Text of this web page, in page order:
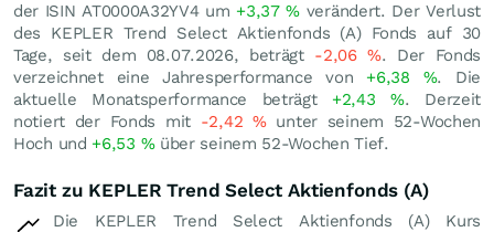
der ISIN AT0000A32YV4 um +3,37% verändert. Der Verlust
des KEPLER Trend Select Aktienfonds (A) Fonds auf 30
Tage, seit dem 08.07.2026, beträgt -2,06%. Der Fonds
verzeichnet eine Jahresperformance von +6,38 %. Die
aktuelle Monatsperformance beträgt +2,43%. Derzeit
notiert der Fonds mit -2,42 %unter seinem 52-Wochen
Hoch und +6,53 %über seinem 52-Wochen Tief.
Fazit zu KEPLER Trend Select Aktienfonds (A)
Die KEPLER Trend Select Aktienfonds (A) Kurs